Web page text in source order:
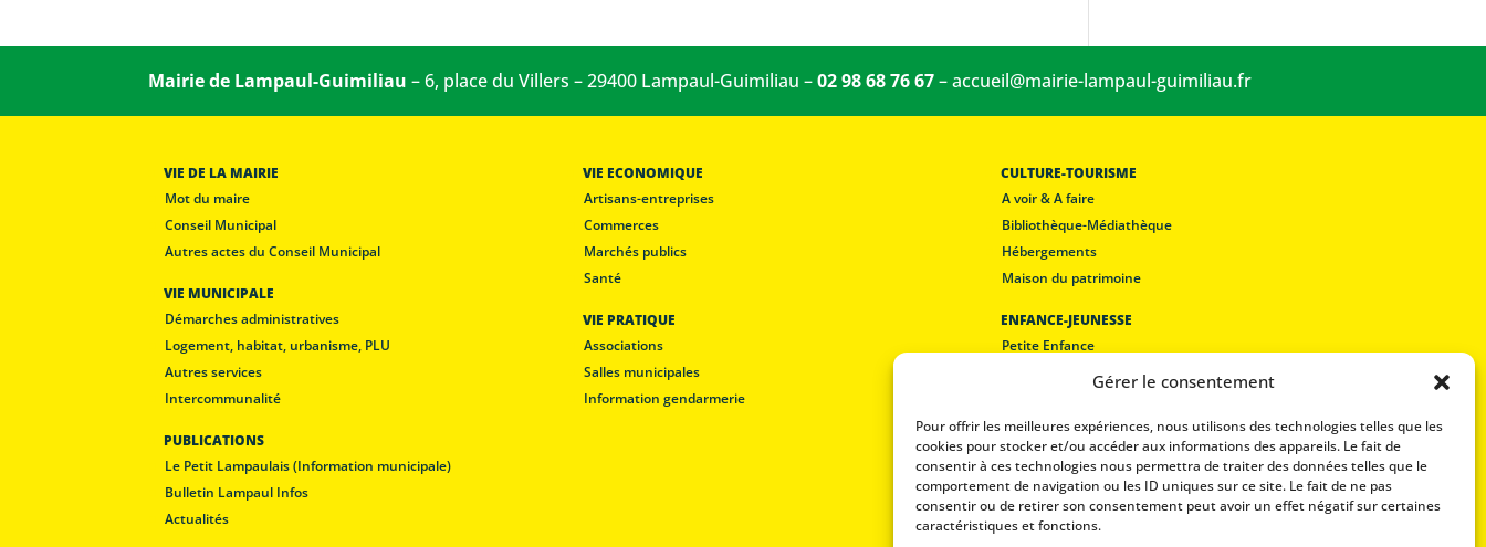
Gérer le consentement
Pour offrir les meilleures expériences, nous utilisons des technologies telles que les
cookies pour stocker et/ou accéder aux informations des appareils. Le fait de
consentir à ces technologies nous permettra de traiter des données telles que le
comportement de navigation ou les ID uniques sur ce site. Le fait de ne pas
consentir ou de retirer son consentement peut avoir un effet négatif sur certaines
caractéristiques et fonctions.
Mairie de Lampaul-Guimiliau – 6, place du Villers – 29400 Lampaul-Guimiliau –02 98 68 76 67–accueil@mairie-lampaul-guimiliau.fr
VIE DE LA MAIRIE
Mot du maire
Conseil Municipal
Autres actes du Conseil Municipal
VIE MUNICIPALE
Démarches administratives
Logement, habitat, urbanisme, PLU
Autres services
Intercommunalité
PUBLICATIONS
Le Petit Lampaulais (Information municipale)
Bulletin Lampaul Infos
Actualités
VIE ECONOMIQUE
Artisans-entreprises
Commerces
Marchés publics
Santé
VIE PRATIQUE
Associations
Salles municipales
Information gendarmerie
CULTURE-TOURISME
A voir & A faire
Bibliothèque-Médiathèque
Hébergements
Maison du patrimoine
ENFANCE-JEUNESSE
Petite Enfance
Restaurant scolaire
Mentions légales
Politique de confidentialité